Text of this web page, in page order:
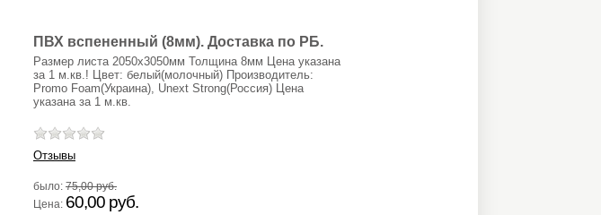
ПВХ вспененный (8мм). Доставка по РБ.
Размер листа 2050х3050мм Толщина 8мм Цена указана
за 1 м.кв.! Цвет: белый(молочный) Производитель:
Promo Foam(Украина), Unext Strong(Россия) Цена
указана за 1 м.кв.
Отзывы
было: 75,00 руб.
Цена: 60,00 руб.